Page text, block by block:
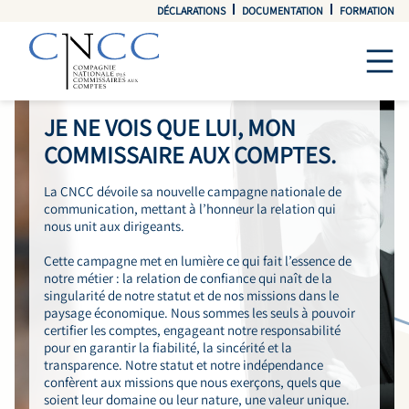
DÉCLARATIONS DOCUMENTATION FORMATION
JE NE VOIS QUE LUI, MON
COMMISSAIRE AUX COMPTES.
La CNCC dévoile sa nouvelle campagne nationale de
communication, mettant à l’honneur la relation qui
nous unit aux dirigeants.
Cette campagne met en lumière ce qui fait l’essence de
notre métier : la relation de confiance qui naît de la
singularité de notre statut et de nos missions dans le
paysage économique. Nous sommes les seuls à pouvoir
certifier les comptes, engageant notre responsabilité
pour en garantir la fiabilité, la sincérité et la
transparence. Notre statut et notre indépendance
confèrent aux missions que nous exerçons, quels que
soient leur domaine ou leur nature, une valeur unique.